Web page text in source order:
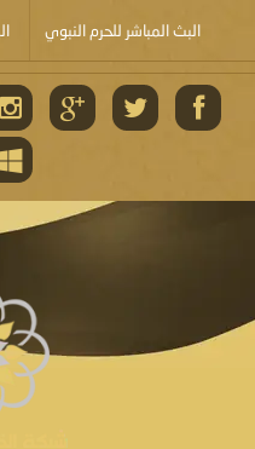
البث المباشر للحرم النبوي